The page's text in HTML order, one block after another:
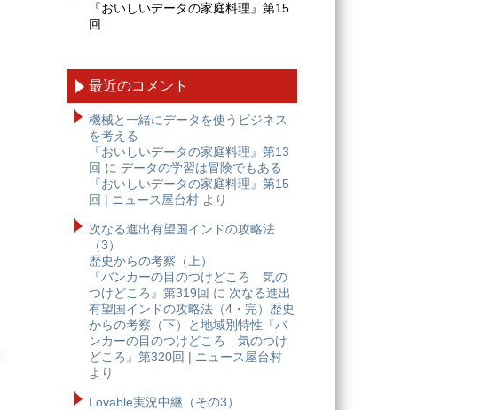
『おいしいデータの家庭料理』第15
回
最近のコメント
機械と一緒にデータを使うビジネス
を考える
『おいしいデータの家庭料理』第13
回 に データの学習は冒険でもある
『おいしいデータの家庭料理』第15
回 | ニュース屋台村 より
次なる進出有望国インドの攻略法
（3）
歴史からの考察（上）
『バンカーの目のつけどころ 気の
つけどころ』第319回 に 次なる進出
有望国インドの攻略法（4・完）歴史
からの考察（下）と地域別特性『バ
ンカーの目のつけどころ 気のつけ
どころ』第320回 | ニュース屋台村
より
Lovable実況中継（その3）